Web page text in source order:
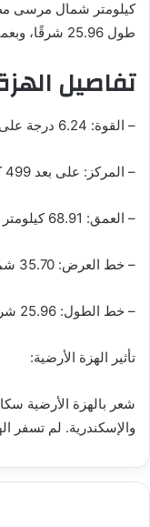
و
ا
طول 25.96 شرقًا، وبعمق 68.91 كيلومتر.
تفاصيل
– القوة: 6.24 درجة على مقياس ريختر
– المركز: على بعد 499 كيلومتر شمال مرسى مطروح
– العمق: 68.91 كيلومتر
– خط العرض: 35.70 شمالًا
– خط الطول: 25.96 شرقًا
تأثير الهزة الأرضية:
شعر بالهزة الأرضية
والإسكندرية. لم تسفر